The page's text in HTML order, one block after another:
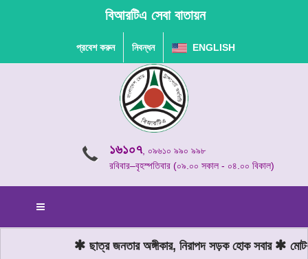
বিআরটিএ সেবা বাতায়ন
প্রবেশ করুন নিবন্ধন ENGLISH
১৬১০৭, ০৯৬১০ ৯৯০ ৯৯৮
রবিবার–বৃহস্পতিবার (০৯.০০ সকাল - ০৪.০০ বিকাল)
ছাত্র জনতার অঙ্গীকার, নিরাপদ সড়ক হোক সবার